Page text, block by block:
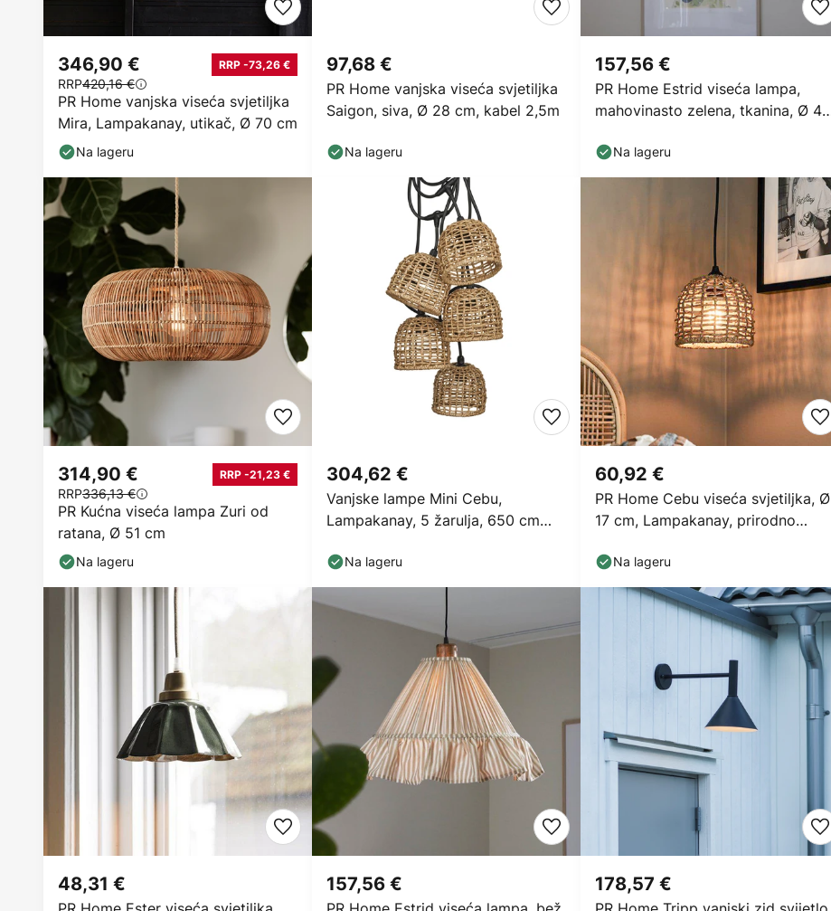
PR Home vanjska viseća svjetiljka
Mira, Lampakanay, utikač, Ø 70 cm
346,90 € RRP -73,26 €
RRP420,16 €
Na lageru
PR Home vanjska viseća svjetiljka
Saigon, siva, Ø 28 cm, kabel 2,5m
97,68 €
Na lageru
PR Home Estrid viseća lampa,
mahovinasto zelena, tkanina, Ø 40
157,56 €
Na lageru
PR Kućna viseća lampa Zuri od
ratana, Ø 51 cm
314,90 € RRP -21,23 €
RRP336,13 €
Na lageru
Vanjske lampe Mini Cebu,
Lampakanay, 5 žarulja, 650 cm
304,62 €
Na lageru
PR Home Cebu viseća svjetiljka, Ø
17 cm, Lampakanay, prirodno
60,92 €
Na lageru
48,31 € 157,56 € 178,57 €